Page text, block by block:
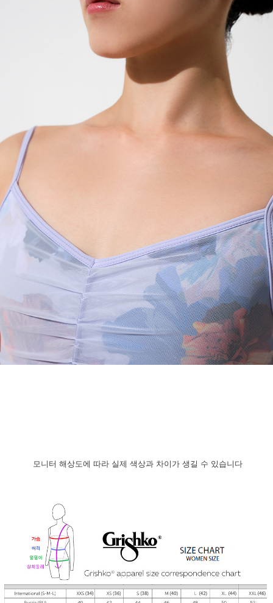
모니터 해상도에 따라 실제 색상과 차이가 생길 수 있습니다